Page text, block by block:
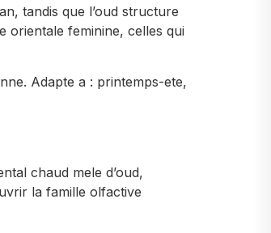
tandis que l’oud structure
orientale feminine, celles qui
Adapte a : printemps-ete,
chaud mele d’oud,
la famille olfactive